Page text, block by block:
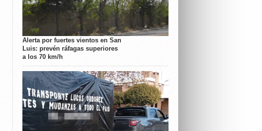
Alerta por fuertes vientos en San
Luis: prevén ráfagas superiores
a los 70 km/h